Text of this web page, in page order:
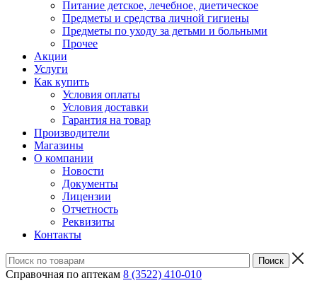
Питание детское, лечебное, диетическое
Предметы и средства личной гигиены
Предметы по уходу за детьми и больными
Прочее
Акции
Услуги
Как купить
Условия оплаты
Условия доставки
Гарантия на товар
Производители
Магазины
О компании
Новости
Документы
Лицензии
Отчетность
Реквизиты
Контакты
Справочная по аптекам 8 (3522) 410-010